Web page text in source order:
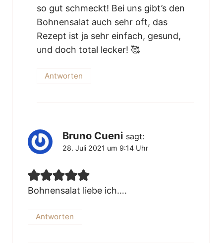
so gut schmeckt! Bei uns gibt’s den
Bohnensalat auch sehr oft, das
Rezept ist ja sehr einfach, gesund,
und doch total lecker! 🥰
Antworten
Bruno Cueni sagt:
28. Juli 2021 um 9:14 Uhr
Bohnensalat liebe ich….
Antworten